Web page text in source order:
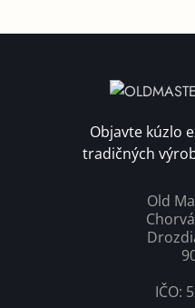
Objavte kúzlo
tradičných
Old
IČO: